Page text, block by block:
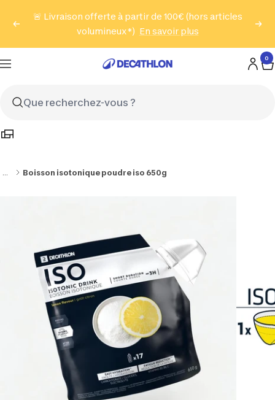
Précédent
🚨 Livraison offerte à partir de 100€ (hors articles
volumineux*) En savoir plus
Navigation
Decathlon
0
… Boisson isotonique poudre iso 650g